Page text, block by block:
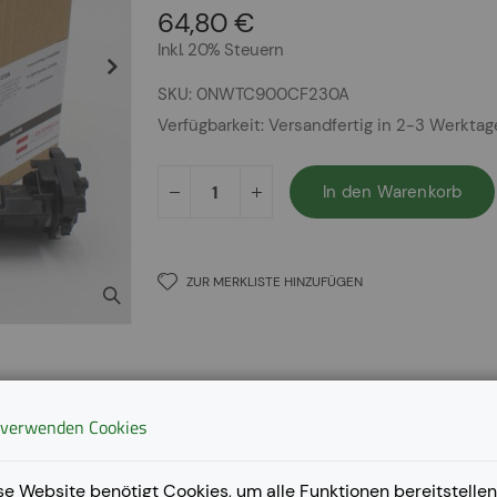
64,80 €
Inkl. 20% Steuern
SKU 0NWTC900CF230A
Verfügbarkeit: Versandfertig in 2-3
In den Warenkorb
ZUR MERKLISTE HINZUFÜGEN
Cookies
Website benötigt Cookies, um alle Funktionen